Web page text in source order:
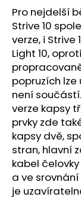
hvězdiček.
Pro nejdelší
Strive 10
verze, i Strive
Light 10,
popruzích
není
verze kapsy
prvky zde
kapsy dvě,
stran, hlavní
kabel
a ve
je
D
o
p
o
r
u
č
u
j